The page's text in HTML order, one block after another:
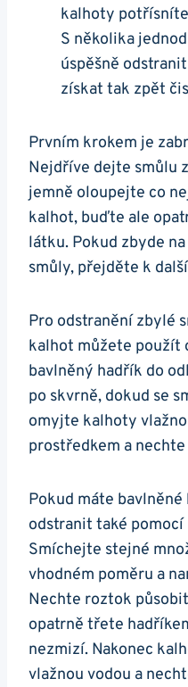
kalhoty
S několika
úspěšně
získat tak zpět
Prvním krokem je
Nejdříve dejte smůlu
jemně oloupejte co
kalhot, buďte ale
látku. Pokud zbyde
smůly, přejděte k
Pro odstranění zbylé
kalhot můžete použít
bavlněný hadřík do
po skvrně, dokud se
omyjte kalhoty
prostředkem a
Pokud máte
odstranit také
Smíchejte stejné
vhodném poměru a
Nechte roztok
opatrně třete
nezmizí. Nakonec
vlažnou vodou a